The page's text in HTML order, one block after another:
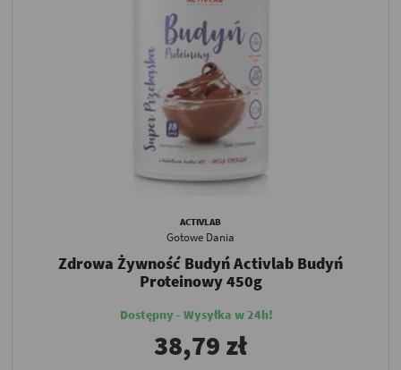
ACTIVLAB
Gotowe Dania
Zdrowa Żywność Budyń Activlab Budyń
Proteinowy 450g
Dostępny - Wysyłka w 24h!
38,79 zł